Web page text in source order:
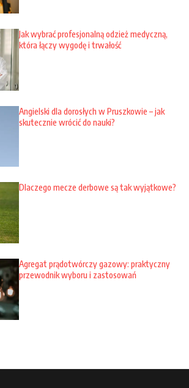
Jak wybrać profesjonalną odzież medyczną,
która łączy wygodę i trwałość
Angielski dla dorosłych w Pruszkowie – jak
skutecznie wrócić do nauki?
Dlaczego mecze derbowe są tak wyjątkowe?
Agregat prądotwórczy gazowy: praktyczny
przewodnik wyboru i zastosowań